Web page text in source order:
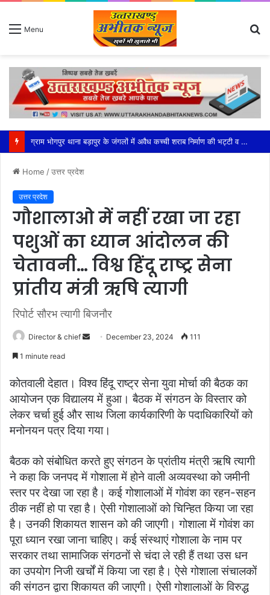
Menu
महेश्वरी मंडल की सक्रियता से सफल हुआ भाजपा का बूथ अध्यक्ष सम्मेलन
Home /उत्तर प्रदेश
उत्तर प्रदेश
गौशालाओ में नहीं रखा जा रहा
पशुओं का ध्यान आंदोलन की
चेतावनी… विश्व हिंदू राष्ट्र सेना
प्रांतीय मंत्री ऋषि त्यागी
रिपोर्ट सौरभ त्यागी बिजनौर
Director & chief
Send December 23, 2024 111
1 minute read
कोतवाली देहात। विश्व हिंदू राष्ट्र सेना युवा मोर्चा की बैठक का
आयोजन एक विद्यालय में हुआ। बैठक में संगठन के विस्तार को
लेकर चर्चा हुई और साथ जिला कार्यकारिणी के पदाधिकारियों को
मनोनयन पत्र दिया गया।
बैठक को संबोधित करते हुए संगठन के प्रांतीय मंत्री ऋषि त्यागी
ने कहा कि जनपद में गोशाला में होने वाली अव्यवस्था को जमीनी
स्तर पर देखा जा रहा है। कई गोशालाओं में गोवंश का रहन-सहन
ठीक नहीं हो पा रहा है। ऐसी गोशालाओं को चिन्हित किया जा रहा
है। उनकी शिकायत शासन को की जाएगी। गोशाला में गोवंश का
पूरा ध्यान रखा जाना चाहिए। कई संस्थाएं गोशाला के नाम पर
सरकार तथा सामाजिक संगठनों से चंदा ले रही हैं तथा उस धन
का उपयोग निजी खर्चों में किया जा रहा है। ऐसे गोशाला संचालकों
की संगठन द्वारा शिकायत की जाएगी। ऐसी गोशालाओं के विरुद्ध